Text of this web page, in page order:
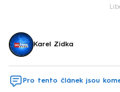
Karel Zídka
Pro tento článek jsou